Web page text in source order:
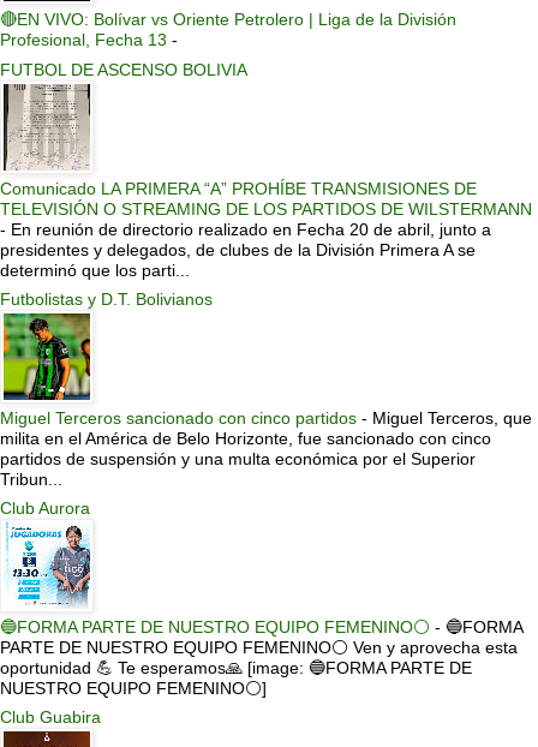
🔴EN VIVO: Bolívar vs Oriente Petrolero | Liga de la División
Profesional, Fecha 13 -
FUTBOL DE ASCENSO BOLIVIA
Comunicado LA PRIMERA “A” PROHÍBE TRANSMISIONES DE
TELEVISIÓN O STREAMING DE LOS PARTIDOS DE WILSTERMANN
- En reunión de directorio realizado en Fecha 20 de abril, junto a
presidentes y delegados, de clubes de la División Primera A se
determinó que los parti...
Futbolistas y D.T. Bolivianos
Miguel Terceros sancionado con cinco partidos - Miguel Terceros, que
milita en el América de Belo Horizonte, fue sancionado con cinco
partidos de suspensión y una multa económica por el Superior
Tribun...
Club Aurora
🔵FORMA PARTE DE NUESTRO EQUIPO FEMENINO⚪ - 🔵FORMA
PARTE DE NUESTRO EQUIPO FEMENINO⚪ Ven y aprovecha esta
oportunidad 💪 Te esperamos🙏 [image: 🔵FORMA PARTE DE
NUESTRO EQUIPO FEMENINO⚪]
Club Guabira